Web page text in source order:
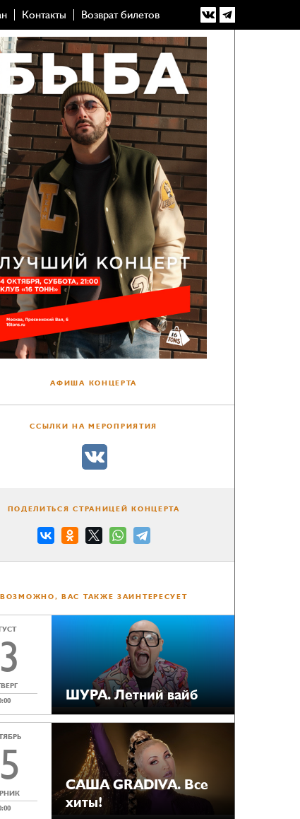
Контакты Возврат билетов
АФИША КОНЦЕРТА
ССЫЛКИ НА МЕРОПРИЯТИЯ
ПОДЕЛИТЬСЯ СТРАНИЦЕЙ КОНЦЕРТА
ВОЗМОЖНО, ВАС ТАКЖЕ ЗАИНТЕРЕСУЕТ
ШУРА. Летний вайб
САША GRADIVA. Все
хиты!